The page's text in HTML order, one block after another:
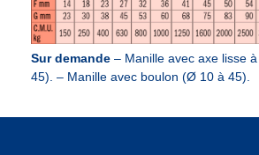
Sur demande – Manille avec axe lisse
45). – Manille avec boulon (Ø 10 à 45).